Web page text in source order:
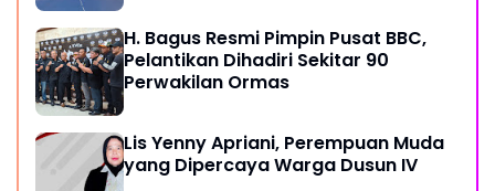
H. Bagus Resmi Pimpin Pusat BBC,
Pelantikan Dihadiri Sekitar 90
Perwakilan Ormas
Lis Yenny Apriani, Perempuan Muda
yang Dipercaya Warga Dusun IV